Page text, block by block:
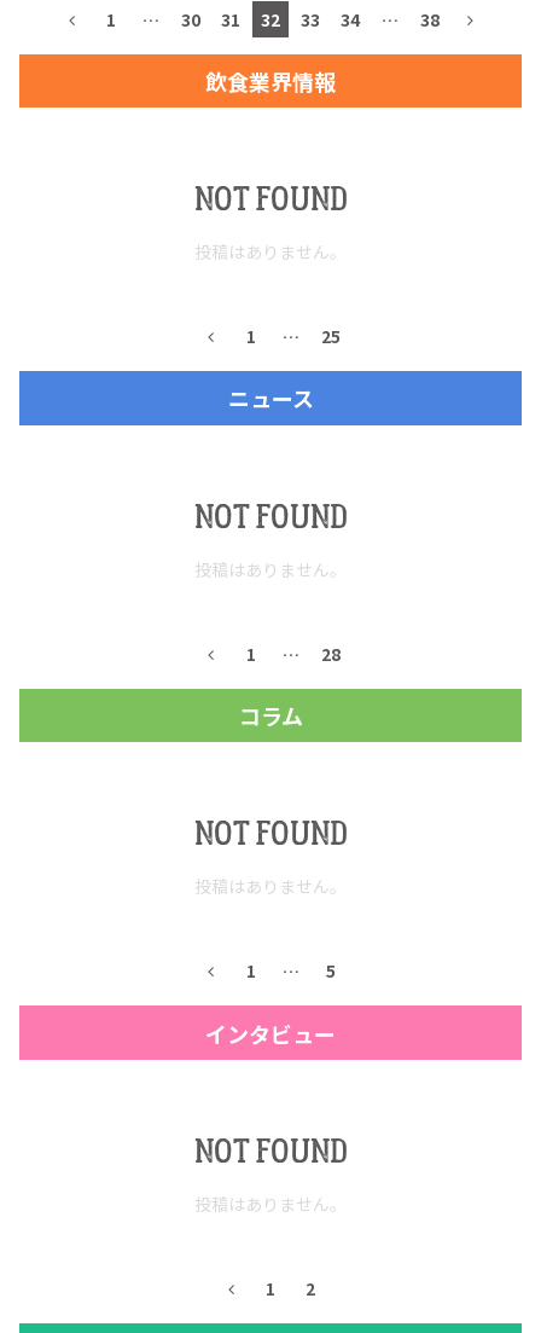
イベント一覧
テキーラ・メスカルが 飲めるバー
＆レストラン
お問合せ プライバシーポリシー サイトマップ
1 … 30 31 32 33 34 … 38
飲食業界情報
NOT FOUND
投稿はありません。
1 … 25
ニュース
NOT FOUND
投稿はありません。
1 … 28
コラム
NOT FOUND
投稿はありません。
1 … 5
インタビュー
NOT FOUND
投稿はありません。
1 2